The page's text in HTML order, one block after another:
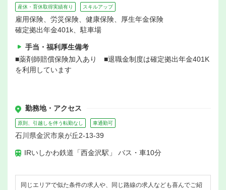
産休・育休取得実績有り スキルアップ
雇用保険、労災保険、健康保険、厚生年金保険
確定拠出年金401k、駐車場
手当・福利厚生備考
■薬剤師賠償保険加入あり ■退職金制度は確定拠出年金401K
を利用しています
勤務地・アクセス
原則、引越しを伴う転勤なし 車通勤可
石川県金沢市泉が丘2-13-39
IRいしかわ鉄道「西金沢駅」 バス・車10分
同じエリアで似た条件の求人や、同じ路線の求人なども喜んでご紹